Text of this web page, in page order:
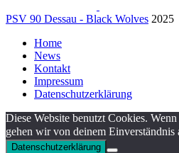
PSV 90 Dessau - Black Wolves 2025
Home
News
Kontakt
Impressum
Datenschutzerklärung
Diese Website benutzt Cookies. Wenn
gehen wir von deinem Einverständnis
Datenschutzerklärung